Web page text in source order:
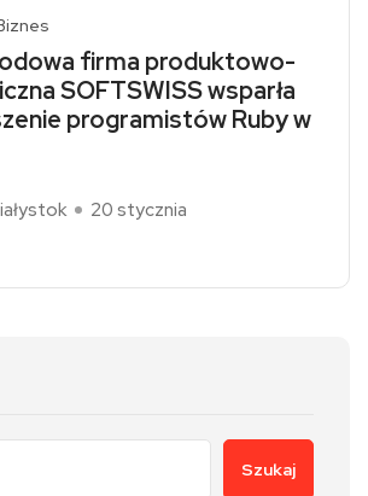
firma produktowo-
SOFTSWISS wsparła
programistów Ruby w
20 stycznia
Szukaj